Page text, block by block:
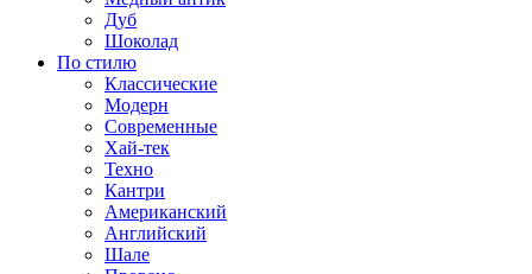
Дуб
Шоколад
По стилю
Классические
Модерн
Современные
Хай-тек
Техно
Кантри
Американский
Английский
Шале